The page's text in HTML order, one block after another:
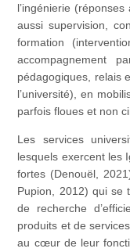
l’ingénierie
aussi supervision,
formation
accompagnement
pédagogiques, relais
l’université), en
parfois floues et non
Les services
lesquels exercent les
fortes (Denouël,
Pupion, 2012) qui se
de recherche
produits et de
au cœur de leur